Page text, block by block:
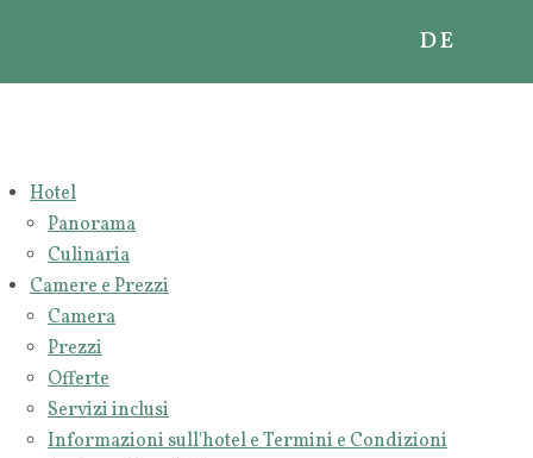
DE
PANORAMA
CAMERA
PREZZI
OFFERTE
SERVIZI INCLUSI
INFORMAZIONI SULL'HOTEL E TERMINI E
Hotel
Panorama
Culinaria
Camere e Prezzi
Camera
Prezzi
Offerte
Servizi inclusi
Informazioni sull'hotel e Termini e Condizioni